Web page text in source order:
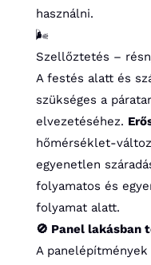
használni.
🌬️
Szellőztetés –
A festés alatt és
szükséges a
elvezetéséhez.
hőmérséklet-
egyenetlen
folyamatos és
folyamat alatt.
🚫 Panel lakásban
A